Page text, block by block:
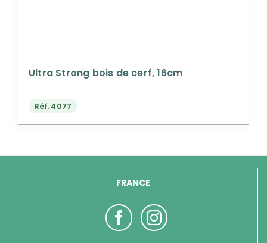
Ultra Strong bois de cerf, 16cm
Réf.4077
FRANCE